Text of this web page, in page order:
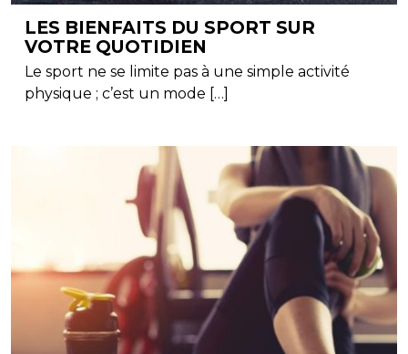
LES BIENFAITS DU SPORT SUR
VOTRE QUOTIDIEN
Le sport ne se limite pas à une simple activité
physique ; c’est un mode […]